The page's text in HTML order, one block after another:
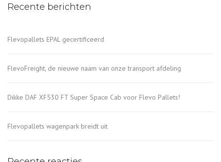
Recente berichten
Flevopallets EPAL gecertificeerd
FlevoFreight, de nieuwe naam van onze transport afdeling
Dikke DAF XF530 FT Super Space Cab voor Flevo Pallets!
Flevopallets wagenpark breidt uit